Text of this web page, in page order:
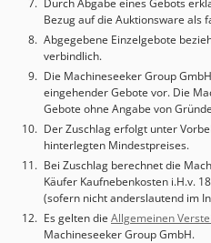
Durch Abgabe eines Gebots
Bezug auf die Auktionsware als
Abgegebene Einzelgebote
verbindlich.
Die Machineseeker Group
eingehender Gebote vor. Die
Gebote ohne Angabe von
Der Zuschlag erfolgt unter
hinterlegten Mindestpreises.
Bei Zuschlag berechnet die
Käufer Kaufnebenkosten i.H.v.
(sofern nicht anderslautend im
Es gelten die Allgemeinen
Machineseeker Group GmbH.